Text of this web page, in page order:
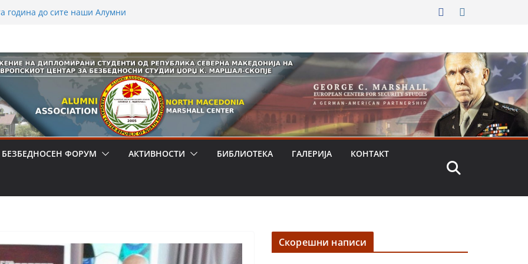
година до сите наши Алумни
од Северна Македонија , во
лажните вести како закана за
општество – Студиja за
ФОРУМ АКТИВНОСТИ БИБЛИОТЕКА ГАЛЕРИЈА КОНТАКТ
Скорешни написи